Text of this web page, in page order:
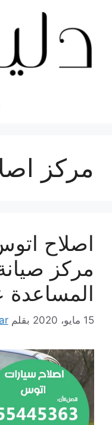
المحتوى
مركز
مركز
15 مايو، 2020 بقلم